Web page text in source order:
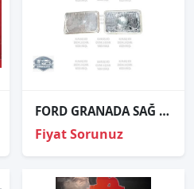
FORD GRANADA SAĞ SOL ORJİNAL TAKIM FAR 24461R20
Fiyat Sorunuz